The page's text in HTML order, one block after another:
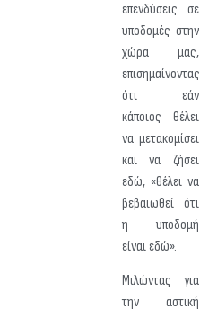
επενδύσεις σε
υποδομές στην
χώρα μας,
επισημαίνοντας
ότι εάν
κάποιος θέλει
να μετακομίσει
και να ζήσει
εδώ, «θέλει να
βεβαιωθεί ότι
η υποδομή
είναι εδώ».
Μιλώντας για
την αστική